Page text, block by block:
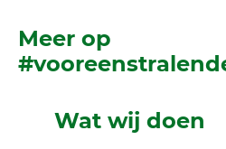
Meer op
Wat wij doen